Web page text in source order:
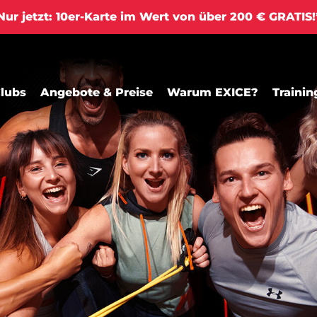
jetzt: 10er-Karte im Wert von über 200 €
Angebote & Preise Warum EXICE?